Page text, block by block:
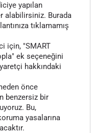
yapılan
alabilirsiniz. Burada
tıklamamış
için, "SMART
ek seçeneğini
hakkındaki
önce
benzersiz bir
Bu,
yasalarına